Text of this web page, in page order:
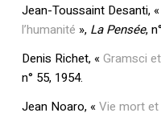
Jean-Toussaint Desanti, «
l’humanité », La Pensée,
Denis Richet, «Gramsci
n° 55, 1954.
Jean Noaro, «Vie mort et